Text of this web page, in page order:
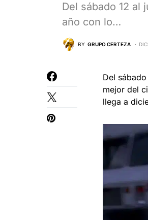
Del sábado 12 al
año con lo…
BY GRUPO CERTEZA
Del
mejor del
llega a